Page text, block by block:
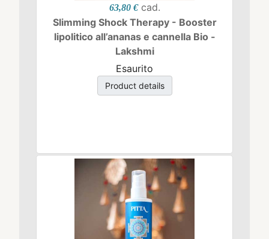
63,80 € cad.
Slimming Shock Therapy - Booster
lipolitico all’ananas e cannella Bio -
Lakshmi
Esaurito
Product details